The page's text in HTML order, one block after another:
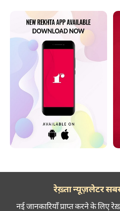
रेख़्ता न्यूज़लेटर
नई जानकारियाँ प्राप्त करने के लिए